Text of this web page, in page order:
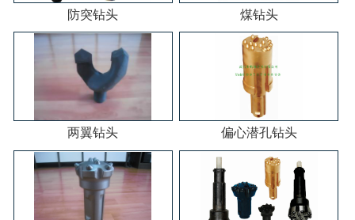
防突钻头 煤钻头
两翼钻头 偏心潜孔钻头